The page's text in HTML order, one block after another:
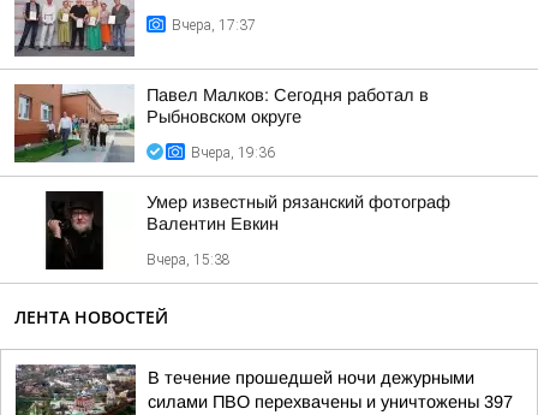
Вчера, 17:37
Павел Малков: Сегодня работал в
Рыбновском округе
Вчера, 19:36
Умер известный рязанский фотограф
Валентин Евкин
Вчера, 15:38
ЛЕНТА НОВОСТЕЙ
В течение прошедшей ночи дежурными
силами ПВО перехвачены и уничтожены 397